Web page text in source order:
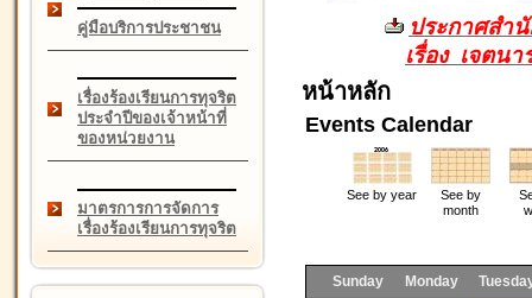
คู่มือบริการประชาชน
เรื่องร้องเรียนการทุจริต
ประจำปีของเจ้าหน้าที่
ของหน่วยงาน
มาตรการการจัดการ
เรื่องร้องเรียนการทุจริต
ประกาศสำ
เรื่อง เจตน
หน้าหลัก
Events Calendar
See by year
See by
month
Sunday Monday